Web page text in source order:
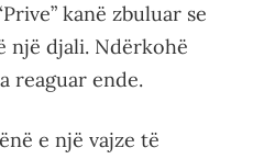
kanë zbuluar se
një djali. Ndërkohë
reaguar ende.
e një vajze të